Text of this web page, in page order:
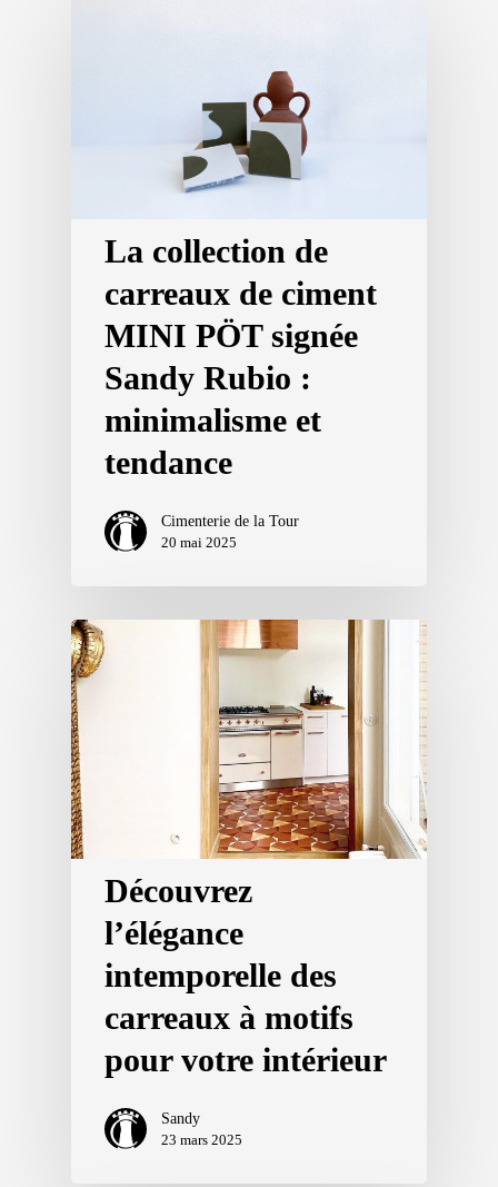
La collection de
carreaux de ciment
MINI PÖT signée
Sandy Rubio :
minimalisme et
tendance
Cimenterie de la Tour
20 mai 2025
Découvrez
l’élégance
intemporelle des
carreaux à motifs
pour votre intérieur
Sandy
23 mars 2025